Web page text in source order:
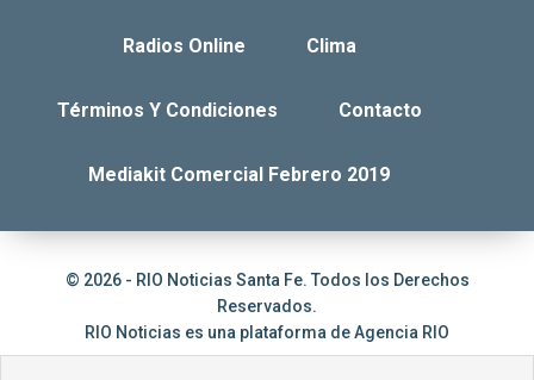
Radios Online Clima
Términos Y Condiciones Contacto
Mediakit Comercial Febrero 2019
© 2026 - RIO Noticias Santa Fe. Todos los Derechos
Reservados.
RIO Noticias es una plataforma deAgencia RIO